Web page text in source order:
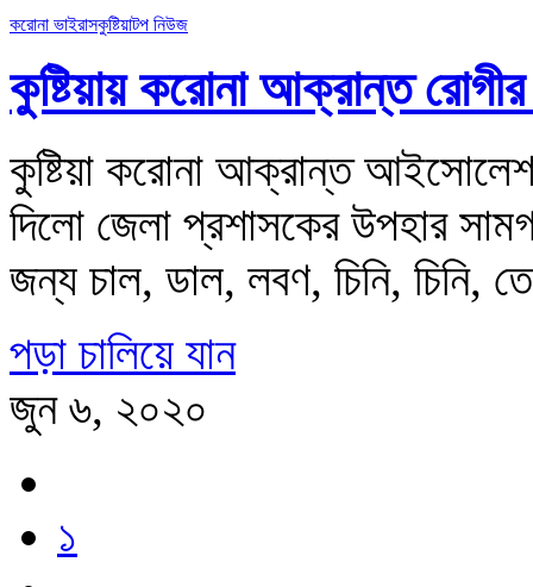
করোনা ভাইরাসকুষ্টিয়াটপ নিউজ
কুষ্টিয়ায় করোনা আক্রান্ত রোগীর
কুষ্টিয়া করোনা আক্রান্ত
দিলো জেলা প্রশাসকের উপহার
জন্য চাল, ডাল, লবণ, চিনি,
পড়া চালিয়ে যান
জুন ৬, ২০২০
১